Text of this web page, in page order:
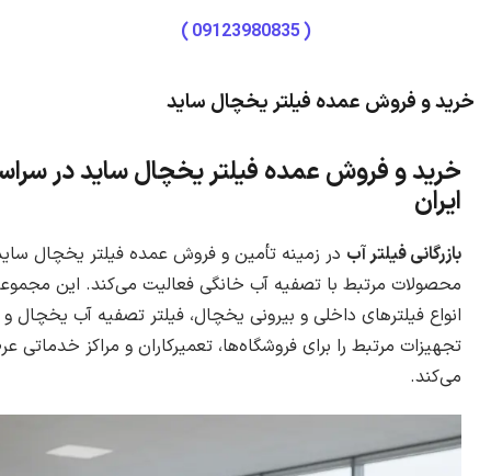
( 09123980835 )
خرید و فروش عمده فیلتر یخچال ساید
خرید و فروش عمده فیلتر یخچال ساید در
ایران
بازرگانی فیلتر آب در زمینه تأمین و فروش عمده فیلتر یخچال
محصولات مرتبط با تصفیه آب خانگی فعالیت می‌کند. این
انواع فیلترهای داخلی و بیرونی یخچال، فیلتر تصفیه آب یخچال و
تجهیزات مرتبط را برای فروشگاه‌ها، تعمیرکاران و مراکز خدماتی
می‌کند.